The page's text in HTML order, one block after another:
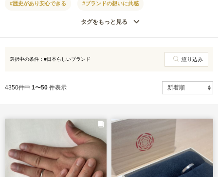
#歴史があり安心できる #ブランドの想いに共感
タグをもっと見る
選択中の条件：#日本らしいブランド 絞り込み
4350件中 1〜50 件表示